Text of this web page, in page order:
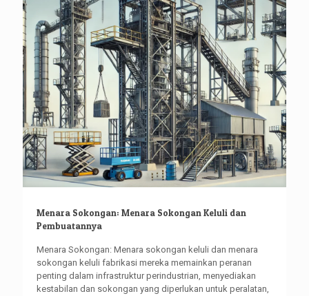
Menara Sokongan: Menara Sokongan Keluli dan
Pembuatannya
Menara Sokongan: Menara sokongan keluli dan menara
sokongan keluli fabrikasi mereka memainkan peranan
penting dalam infrastruktur perindustrian, menyediakan
kestabilan dan sokongan yang diperlukan untuk peralatan,